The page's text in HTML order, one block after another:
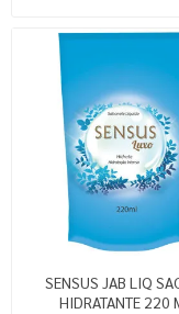
SENSUS JAB LIQ
HIDRATANTE 220